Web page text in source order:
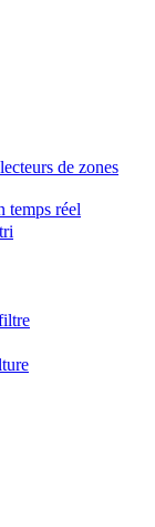
de zones
temps réel